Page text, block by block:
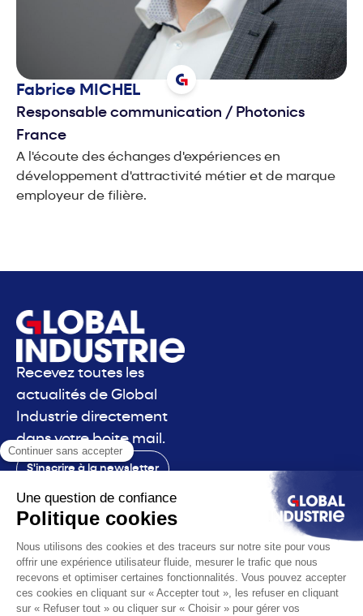
Fabrice MICHEL
Responsable communication / Photonics
France
A l'écoute des échanges d'expériences en
développement d'attractivité métier et de marque
employeur de filière.
Recevez toutes les
actualités de Global
Industrie directement
dans votre boite mail.
S'inscrire à la newsletter
Contact
Le salon